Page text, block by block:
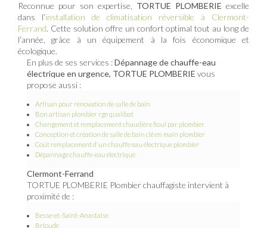
Reconnue pour son expertise, TORTUE PLOMBERIE excelle
dans l’installation de climatisation réversible à Clermont-
Ferrand. Cette solution offre un confort optimal tout au long de
l’année, grâce à un équipement à la fois économique et
écologique.
En plus de ses services :Dépannage de chauffe-eau
électrique en urgence, TORTUE PLOMBERIE vous
propose aussi :
Artisan pour rénovation de salle de bain
Bon artisan plombier rge qualibat
Changement et remplacement chaudière fioul par plombier
Conception et création de salle de bain clé en main plombier
Coût remplacement d'un chauffe eau électrique plombier
Dépannage chauffe-eau électrique
Clermont-Ferrand
TORTUE PLOMBERIE Plombier chauffagiste intervient à
proximité de :
Besse-et-Saint-Anastaise
Brioude